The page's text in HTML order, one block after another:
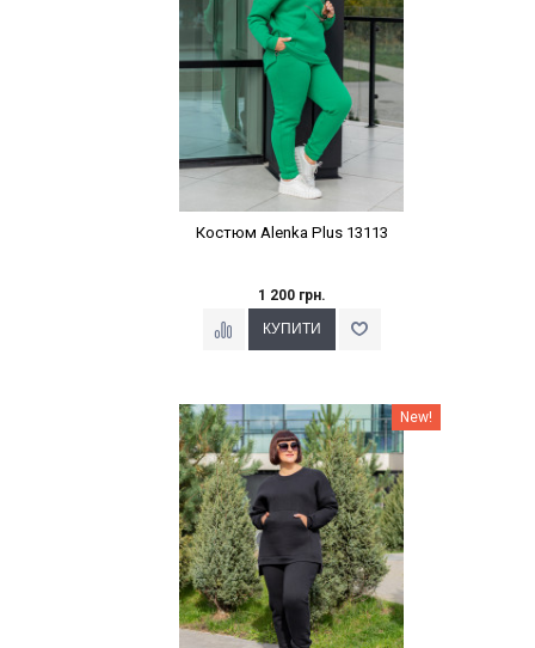
Костюм Alenka Plus 13113
1 200 грн.
Наклейки Варіант з % New!